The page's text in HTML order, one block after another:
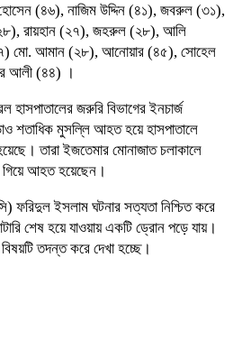
(৪৬), নাজিম উদ্দিন (৪১), জবরুল (৩১),
রায়হান (২৭), জহরুল (২৮), আলি
মো. আমান (২৮), আনোয়ার (৪৫), সোহেল
আলী (৪৪) ।
হাসপাতালের জরুরি বিভাগের ইনচার্জ
শতাধিক মুসল্লি আহত হয়ে হাসপাতালে
তারা ইজতেমার মোনাজাত চলাকালে
আহত হয়েছেন।
ফরিদুল ইসলাম ঘটনার সত্যতা নিশ্চিত করে
শেষ হয়ে যাওয়ায় একটি ড্রোন পড়ে যায়।
তদন্ত করে দেখা হচ্ছে।